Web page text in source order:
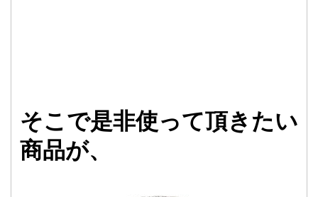
そこで是非使って頂きたい
商品が、